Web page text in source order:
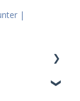
|